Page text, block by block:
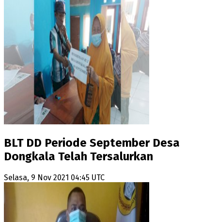
BLT DD Periode September Desa
Dongkala Telah Tersalurkan
Selasa, 9 Nov 2021 04:45 UTC